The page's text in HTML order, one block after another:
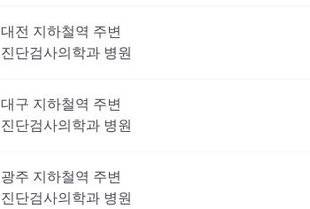
대전 지하철역 주변
진단검사의학과 병원
대구 지하철역 주변
진단검사의학과 병원
광주 지하철역 주변
진단검사의학과 병원